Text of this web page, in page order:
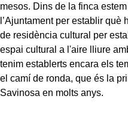
mesos. Dins de la finca
l’Ajuntament per establir què
de residència cultural per
espai cultural a l'aire lliure
tenim establerts encara els
el camí de ronda, que és la
Savinosa en molts anys.